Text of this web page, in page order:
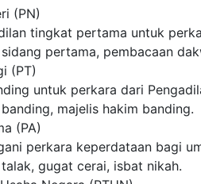
(PN)
tingkat pertama untuk
pertama, pembacaan
(PT)
untuk perkara dari
majelis hakim banding.
(PA)
perkara keperdataan bagi
gugat cerai, isbat nikah.